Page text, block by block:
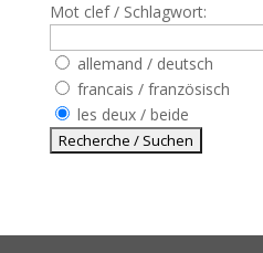
Mot clef / Schlagwort:
allemand / deutsch
francais / französisch
les deux / beide